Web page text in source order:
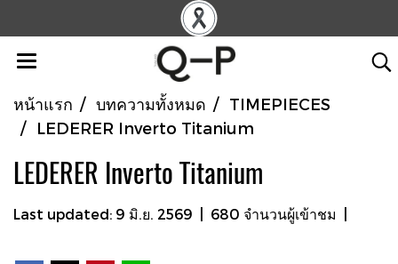
หน้าแรก บทความทั้งหมด
TIMEPIECES
LEDERER Inverto Titanium
LEDERER Inverto Titanium
Last updated: 9 มิ.ย. 2569 680 จำนวนผู้เข้าชม